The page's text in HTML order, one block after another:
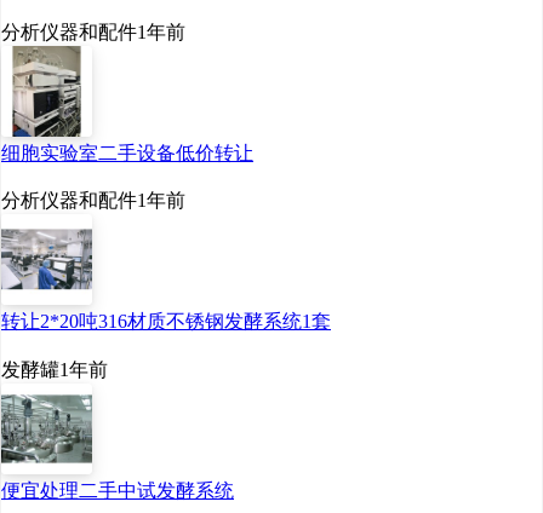
分析仪器和配件1年前
细胞实验室二手设备低价转让
分析仪器和配件1年前
转让2*20吨316材质不锈钢发酵系统1套
发酵罐1年前
便宜处理二手中试发酵系统